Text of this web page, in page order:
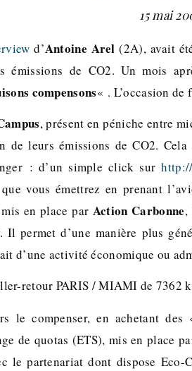
15 mai
d’Antoine Arel (2A), avait
émissions de CO2. Un mois
compensons« . L’occasion
, présent en péniche entre
de leurs émissions de CO2.
: d’un simple click sur
vous émettrez en prenant
en place par Action Carbonne,
. Il permet d’une manière plus
d’une activité économique ou
retour PARIS / MIAMI de 7362
le compenser, en achetant des
de quotas (ETS), mis en place
le partenariat dont dispose Eco-